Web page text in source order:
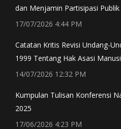
windowwindow
window
dan Menjamin Partisipasi Publik
17/07/2026 4:44 PM
Catatan Kritis Revisi Undang-
1999 Tentang Hak Asasi
14/07/2026 12:32 PM
Kumpulan Tulisan Konferensi
2025
17/06/2026 4:23 PM